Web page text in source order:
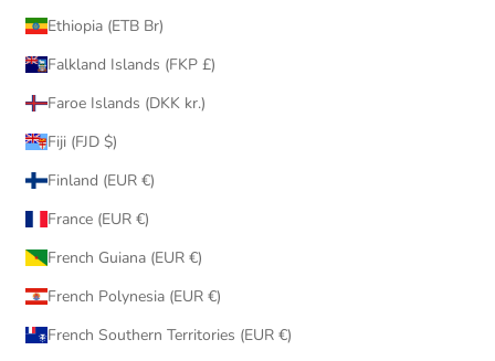
Ethiopia (ETB Br)
Falkland Islands (FKP £)
Faroe Islands (DKK kr.)
Fiji (FJD $)
Finland (EUR €)
France (EUR €)
French Guiana (EUR €)
French Polynesia (EUR €)
French Southern Territories (EUR €)